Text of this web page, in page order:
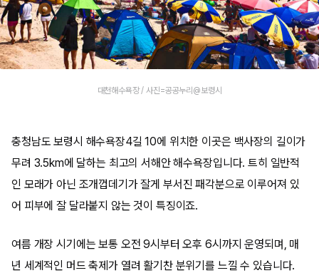
대천해수욕장 / 사진=공공누리@보령시
충청남도 보령시 해수욕장4길 10에 위치한 이곳은 백사장의 길이가
무려 3.5km에 달하는 최고의 서해안 해수욕장입니다. 트히 일반적
인 모래가 아닌 조개껍데기가 잘게 부서진 패각분으로 이루어져 있
어 피부에 잘 달라붙지 않는 것이 특징이죠.
여름 개장 시기에는 보통 오전 9시부터 오후 6시까지 운영되며, 매
년 세계적인 머드 축제가 열려 활기찬 분위기를 느낄 수 있습니다.